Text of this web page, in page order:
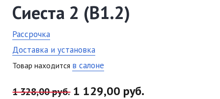
Сиеста 2 (В1.2)
Рассрочка
Доставка и установка
Товар находится в салоне
1 328,00 руб.1 129,00 руб.